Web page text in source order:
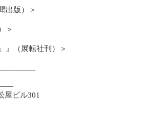
出版）＞
＞
』（展転社刊）＞
屋ビル301